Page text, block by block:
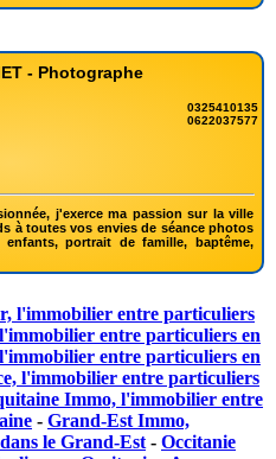
- Photographe
0325410135
0622037577
j'exerce ma passion sur la ville
à toutes vos envies de séance photos
portrait de famille, baptême,
l'immobilier entre particuliers
entre particuliers en
entre particuliers en
l'immobilier entre particuliers
Immo, l'immobilier entre
- Grand-Est Immo,
le Grand-Est - Occitanie